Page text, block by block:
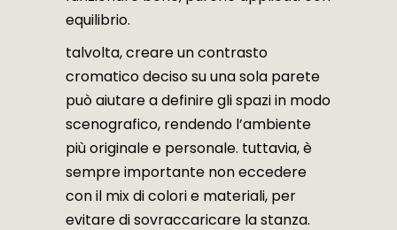
equilibrio.
talvolta, creare un contrasto
cromatico deciso su una sola parete
può aiutare a definire gli spazi in modo
scenografico, rendendo l’ambiente
più originale e personale. tuttavia, è
sempre importante non eccedere
con il mix di colori e materiali, per
evitare di sovraccaricare la stanza.